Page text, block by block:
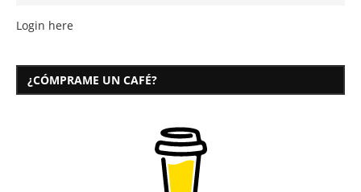
Login here
¿CÓMPRAME UN CAFÉ?